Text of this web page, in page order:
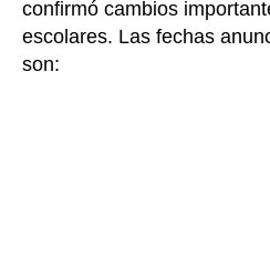
confirmó cambios
escolares. Las fechas
son: